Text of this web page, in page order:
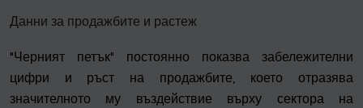
Данни за продажбите и растеж
"Черният петък" постоянно показва забележителни
цифри и ръст на продажбите, което отразява
значителното му въздействие върху сектора на